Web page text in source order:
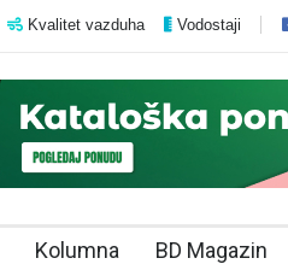
Kvalitet vazduha Vodostaji
Kolumna BD Magazin